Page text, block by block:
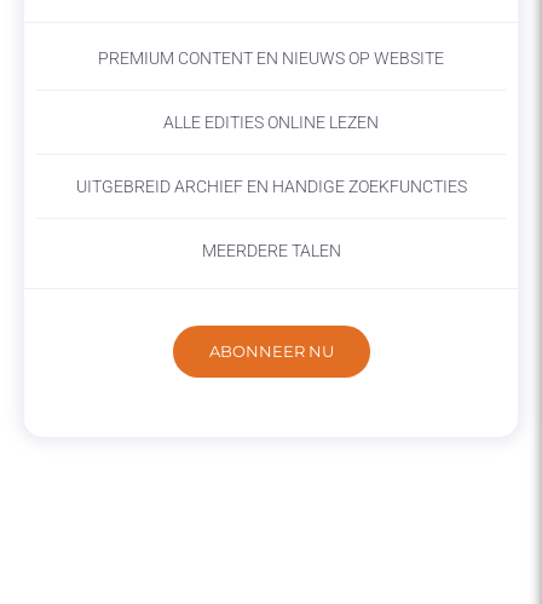
PREMIUM CONTENT EN NIEUWS OP WEBSITE
ALLE EDITIES ONLINE LEZEN
UITGEBREID ARCHIEF EN HANDIGE ZOEKFUNCTIES
MEERDERE TALEN
ABONNEER NU